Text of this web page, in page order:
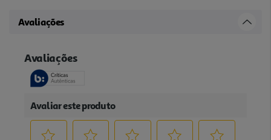
Avaliações